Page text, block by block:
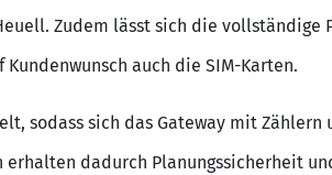
Zudem lässt sich die vollständige
auch die SIM-Karten.
sodass sich das Gateway mit Zählern
dadurch Planungssicherheit